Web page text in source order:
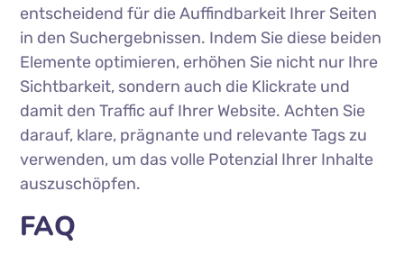
entscheidend für die Auffindbarkeit Ihrer Seiten
in den Suchergebnissen. Indem Sie diese beiden
Elemente optimieren, erhöhen Sie nicht nur Ihre
Sichtbarkeit, sondern auch die Klickrate und
damit den Traffic auf Ihrer Website. Achten Sie
darauf, klare, prägnante und relevante Tags zu
verwenden, um das volle Potenzial Ihrer Inhalte
auszuschöpfen.
FAQ